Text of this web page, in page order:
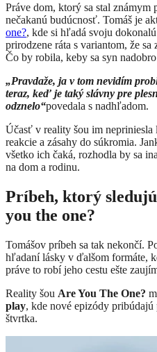
Práve dom, ktorý sa stal známym
nečakanú budúcnosť. Tomáš je
one?, kde si hľadá svoju
prirodzene ráta s variantom, že
Čo by robila, keby sa syn
„Pravdaže, ja v tom nevidím
teraz, keď je taký slávny pre
odznelo“povedala s nadhľadom.
Účasť v reality šou im nepriniesla
reakcie a zásahy do súkromia.
všetko ich čaká, rozhodla by sa
na dom a rodinu.
Príbeh, ktorý
you the one?
Tomášov príbeh sa tak nekončí.
hľadaní lásky v ďalšom formáte,
práve to robí jeho cestu ešte
Reality šou Are You The One?
play, kde nové epizódy
štvrtka.